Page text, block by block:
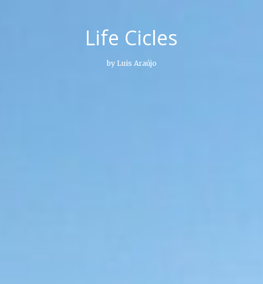
Life Cicles
by Luis Araújo